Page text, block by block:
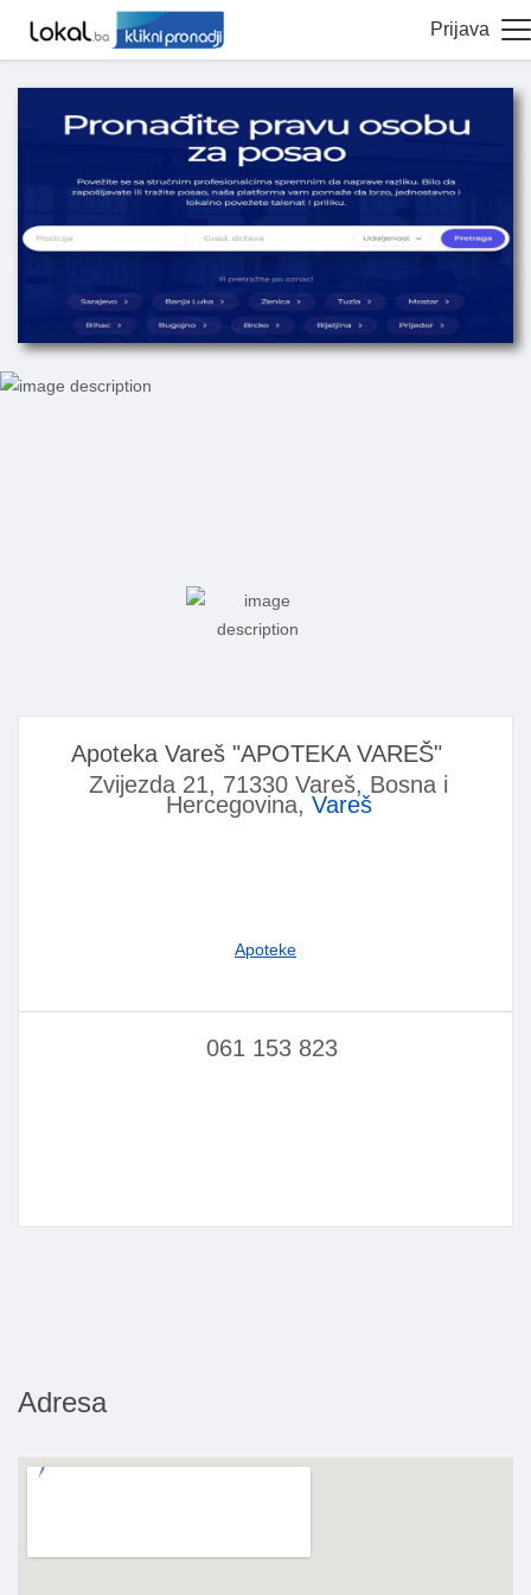
Prijava
Apoteka Vareš "APOTEKA VAREŠ"
Zvijezda 21, 71330 Vareš, Bosna i
Hercegovina, Vareš
Apoteke
061 153 823
Adresa